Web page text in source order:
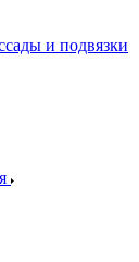
и подвязки